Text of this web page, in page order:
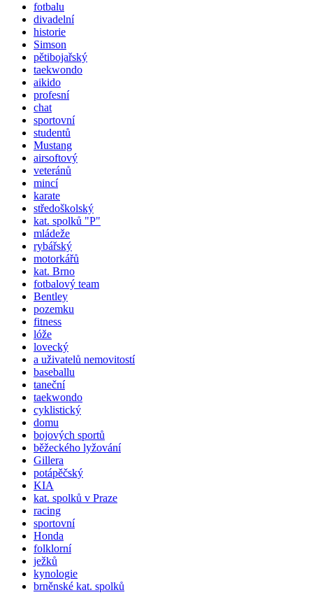
fotbalu
divadelní
historie
Simson
pětibojařský
taekwondo
aikido
profesní
chat
sportovní
studentů
Mustang
airsoftový
veteránů
mincí
karate
středoškolský
kat. spolků "P"
mládeže
rybářský
motorkářů
kat. Brno
fotbalový team
Bentley
pozemku
fitness
lóže
lovecký
a uživatelů nemovitostí
baseballu
taneční
taekwondo
cyklistický
domu
bojových sportů
běžeckého lyžování
Gillera
potápěčský
KIA
kat. spolků v Praze
racing
sportovní
Honda
folklorní
ježků
kynologie
brněnské kat. spolků